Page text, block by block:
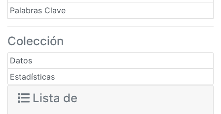
Palabras Clave
Colección
Datos
Estadísticas
Lista de